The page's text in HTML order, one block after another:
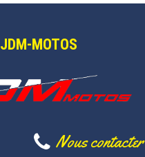
JDM-MOTOS
Nous contacter